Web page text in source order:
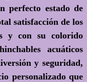
perfecto estado de
satisfacción de los
y con su colorido
acuáticos
y seguridad,
personalizado que